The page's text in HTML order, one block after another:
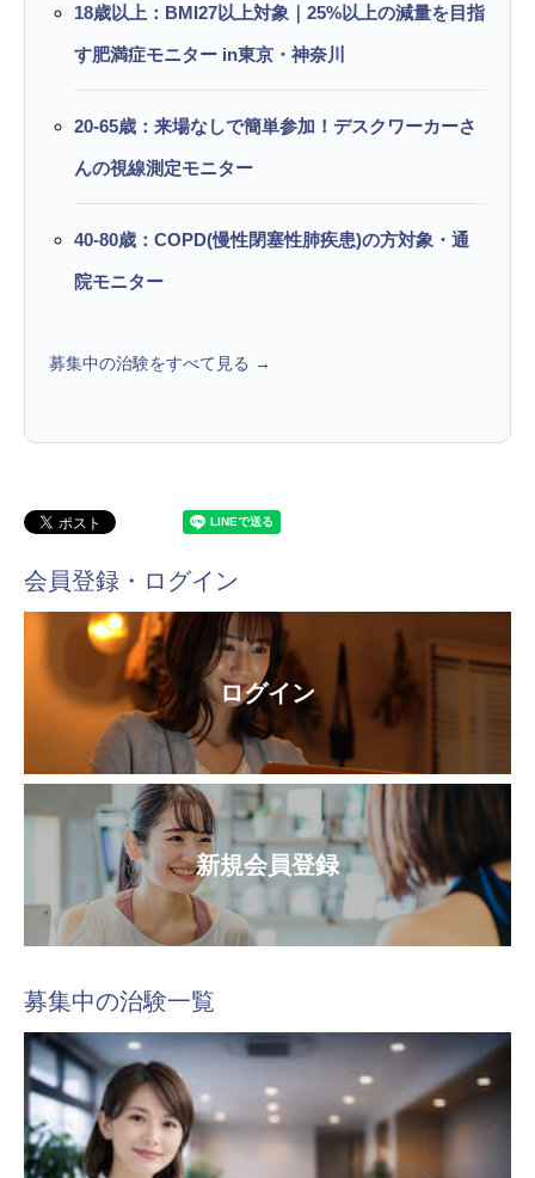
18歳以上：BMI27以上対象｜25%以上の減量を目指
す肥満症モニター in東京・神奈川
20-65歳：来場なしで簡単参加！デスクワーカーさ
んの視線測定モニター
40-80歳：COPD(慢性閉塞性肺疾患)の方対象・通
院モニター
募集中の治験をすべて見る →
会員登録・ログイン
ログイン
新規会員登録
募集中の治験一覧